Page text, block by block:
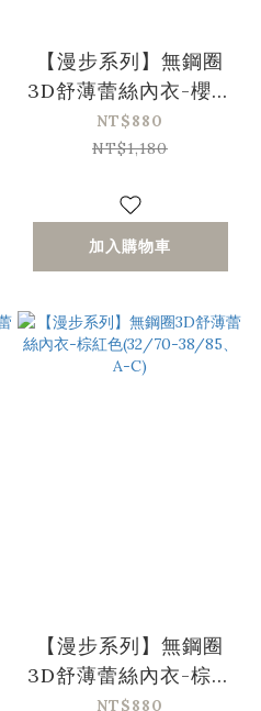
【漫步系列】無鋼圈
3D舒薄蕾絲內衣-櫻花
粉(32/70-38/85、A-
C)
NT$880
NT$1,180
加入購物車
【漫步系列】無鋼圈
3D舒薄蕾絲內衣-棕紅
色(32/70-38/85、A-
NT$880